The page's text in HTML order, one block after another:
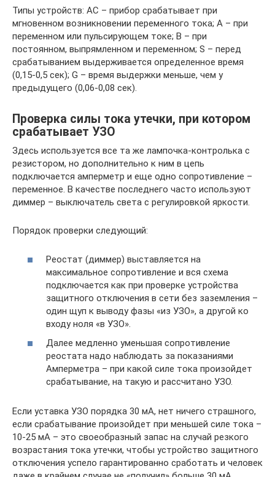
Типы устройств: АС – прибор срабатывает при
мгновенном возникновении переменного тока; А – при
переменном или пульсирующем токе; В – при
постоянном, выпрямленном и переменном; S – перед
срабатыванием выдерживается определенное время
(0,15-0,5 сек); G – время выдержки меньше, чем у
предыдущего (0,06-0,08 сек).
Проверка силы тока утечки, при котором
срабатывает УЗО
Здесь используется все та же лампочка-контролька с
резистором, но дополнительно к ним в цепь
подключается амперметр и еще одно сопротивление –
переменное. В качестве последнего часто используют
диммер – выключатель света с регулировкой яркости.
Порядок проверки следующий:
Реостат (диммер) выставляется на
максимальное сопротивление и вся схема
подключается как при проверке устройства
защитного отключения в сети без заземления –
один щуп к выводу фазы «из УЗО», а другой ко
входу ноля «в УЗО».
Далее медленно уменьшая сопротивление
реостата надо наблюдать за показаниями
Амперметра – при какой силе тока произойдет
срабатывание, на такую и рассчитано УЗО.
Если уставка УЗО порядка 30 мА, нет ничего страшного,
если срабатывание произойдет при меньшей силе тока –
10-25 мА – это своеобразный запас на случай резкого
возрастания тока утечки, чтобы устройство защитного
отключения успело гарантированно сработать и человек